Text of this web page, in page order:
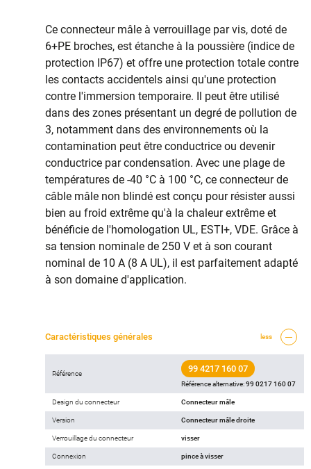
Ce connecteur mâle à verrouillage par vis, doté de
6+PE broches, est étanche à la poussière (indice de
protection IP67) et offre une protection totale contre
les contacts accidentels ainsi qu'une protection
contre l'immersion temporaire. Il peut être utilisé
dans des zones présentant un degré de pollution de
3, notamment dans des environnements où la
contamination peut être conductrice ou devenir
conductrice par condensation. Avec une plage de
températures de -40 °C à 100 °C, ce connecteur de
câble mâle non blindé est conçu pour résister aussi
bien au froid extrême qu'à la chaleur extrême et
bénéficie de l'homologation UL, ESTI+, VDE. Grâce à
sa tension nominale de 250 V et à son courant
nominal de 10 A (8 A UL), il est parfaitement adapté
à son domaine d'application.
Caractéristiques générales less
Référence 99 4217 160 07
Référence alternative:99 0217 160 07
Design du connecteur Connecteur mâle
Version Connecteur mâle droite
Verrouillage du connecteur visser
Connexion pince à visser